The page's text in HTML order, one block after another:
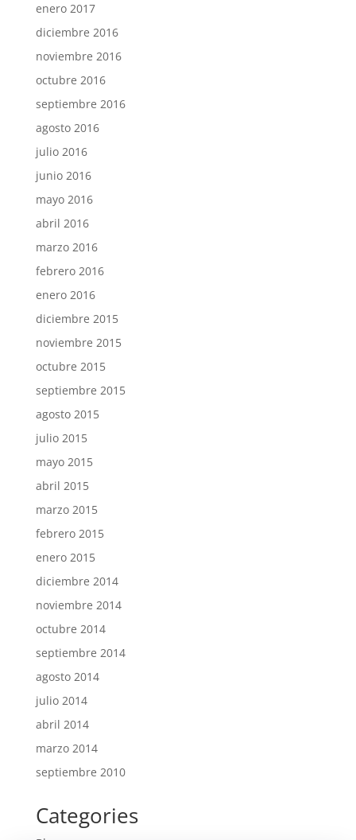
enero 2017
diciembre 2016
noviembre 2016
octubre 2016
septiembre 2016
agosto 2016
julio 2016
junio 2016
mayo 2016
abril 2016
marzo 2016
febrero 2016
enero 2016
diciembre 2015
noviembre 2015
octubre 2015
septiembre 2015
agosto 2015
julio 2015
mayo 2015
abril 2015
marzo 2015
febrero 2015
enero 2015
diciembre 2014
noviembre 2014
octubre 2014
septiembre 2014
agosto 2014
julio 2014
abril 2014
marzo 2014
septiembre 2010
Categories